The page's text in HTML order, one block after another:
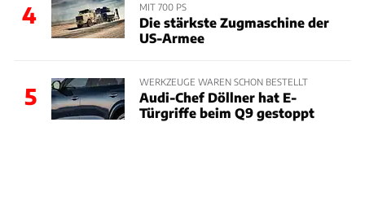
4 MIT 700 PS
Die stärkste Zugmaschine der
US-Armee
5
WERKZEUGE WAREN SCHON BESTELLT
Audi-Chef Döllner hat E-
Türgriffe beim Q9 gestoppt